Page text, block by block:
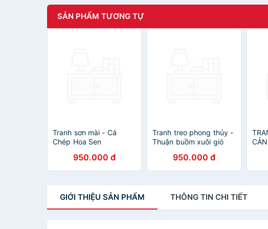
SẢN PHẨM TƯƠNG TỰ
Tranh sơn mài - Cá
Chép Hoa Sen
950.000 đ
Tranh treo phong thủy -
Thuận buồm xuôi gió
950.000 đ
GIỚI THIỆU SẢN PHẨM THÔNG TIN CHI TIẾT